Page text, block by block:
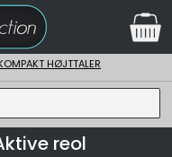
HØJTTALER
reol